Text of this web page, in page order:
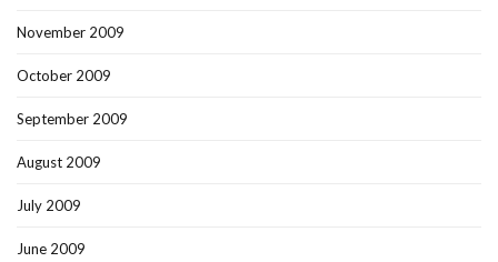
November 2009
October 2009
September 2009
August 2009
July 2009
June 2009